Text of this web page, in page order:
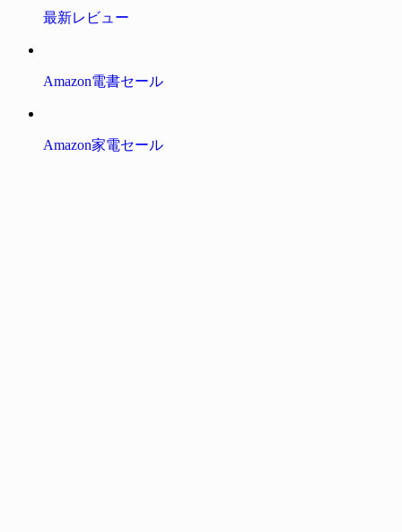
最新レビュー
Amazon電書セール
Amazon家電セール